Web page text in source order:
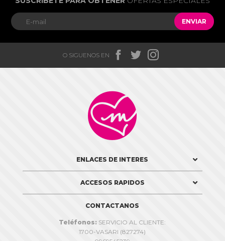
ENVIAR
O SIGUENOS EN   

ENLACES DE INTERES
ACCESOS RAPIDOS
CONTACTANOS
Teléfonos: SERVICIO AL CLIENTE:
1700-VASARI (827274)